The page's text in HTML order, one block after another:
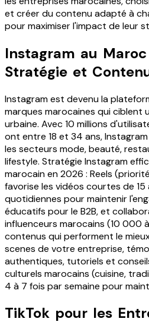
et créer du contenu adapté à
pour maximiser l'impact de leur
Instagram au
Stratégie et
Instagram est devenu la
marques marocaines qui ciblent
urbaine. Avec 10 millions
ont entre 18 et 34 ans,
les secteurs mode, beauté,
lifestyle. Stratégie Instagram
marocain en 2026 : Reels
favorise les vidéos courtes de
quotidiennes pour maintenir
éducatifs pour le B2B, et
influenceurs marocains (10 000
contenus qui performent le
scenes de votre entreprise,
authentiques, tutoriels et
culturels marocains (cuisine,
4 à 7 fois par semaine pour
TikTok pour les